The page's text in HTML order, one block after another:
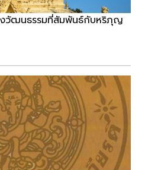
วัฒนธรรมที่สัมพันธ์กับหริภุญ